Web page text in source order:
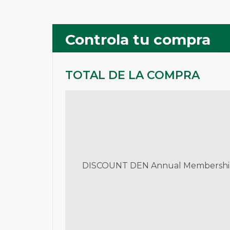
Controla tu compra
TOTAL DE LA COMPRA
DISCOUNT DEN Annual